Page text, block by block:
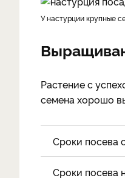
У настурции крупные
Растение с
семена хорошо
Сроки посева
Сроки посева